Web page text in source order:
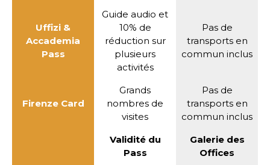
Uffizi &
Accademia
Pass
Guide audio et
10% de
réduction sur
plusieurs
activités
Pas de
transports en
commun inclus
Firenze Card
Grands
nombres de
visites
Pas de
transports en
commun inclus
Validité du
Pass
Galerie des
Offices